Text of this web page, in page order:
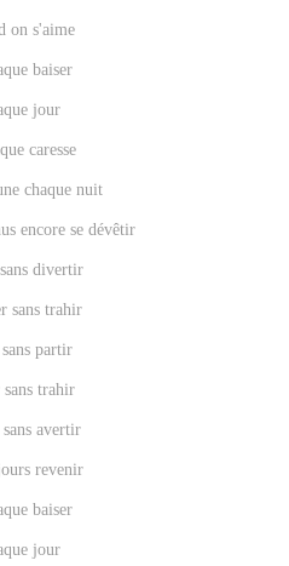
on s'aime
baiser
jour
caresse
chaque nuit
encore se dévêtir
divertir
sans trahir
partir
trahir
avertir
revenir
baiser
jour